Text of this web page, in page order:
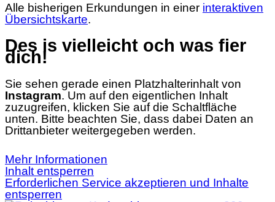
Alle bisherigen Erkundungen in einer interaktiven
Übersichtskarte.
Des is vielleicht och was fier
dich!
Sie sehen gerade einen Platzhalterinhalt von
Instagram. Um auf den eigentlichen Inhalt
zuzugreifen, klicken Sie auf die Schaltfläche
unten. Bitte beachten Sie, dass dabei Daten an
Drittanbieter weitergegeben werden.
Mehr Informationen
Inhalt entsperren
Erforderlichen Service akzeptieren und Inhalte
entsperren